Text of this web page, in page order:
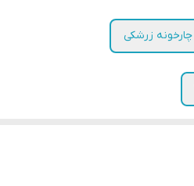
چارخونه زرشکی